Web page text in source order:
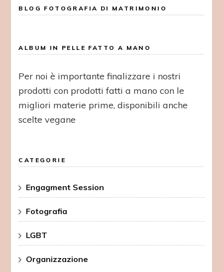
BLOG FOTOGRAFIA DI MATRIMONIO
ALBUM IN PELLE FATTO A MANO
Per noi è importante finalizzare i nostri
prodotti con prodotti fatti a mano con le
migliori materie prime, disponibili anche
scelte vegane
CATEGORIE
Engagment Session
Fotografia
LGBT
Organizzazione